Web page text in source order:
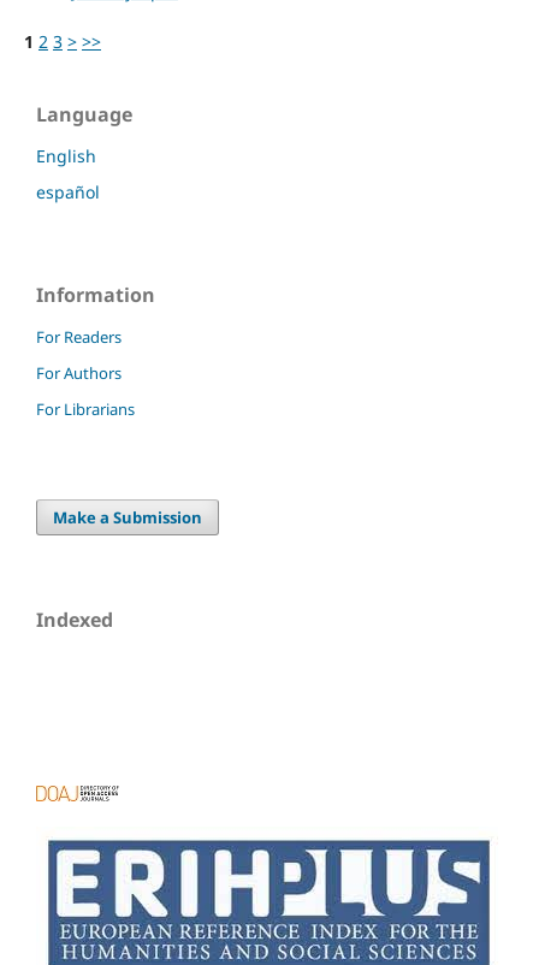
1 2 3 > >>
Language
English
español
Information
For Readers
For Authors
For Librarians
Make a Submission
Indexed